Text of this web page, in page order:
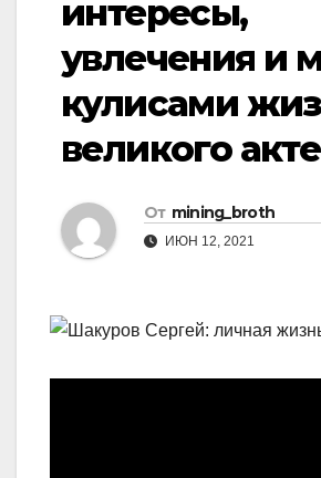
интересы,
увлечения и
кулисами
великого
От mining_broth
ИЮН 12, 2021